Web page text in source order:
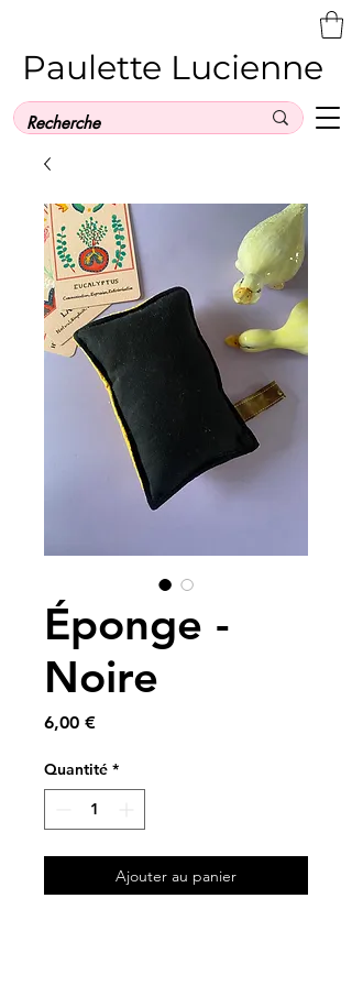
Paulette Lucienne
Éponge -
Noire
6,00 €Prix
Quantité *
Ajouter au panier